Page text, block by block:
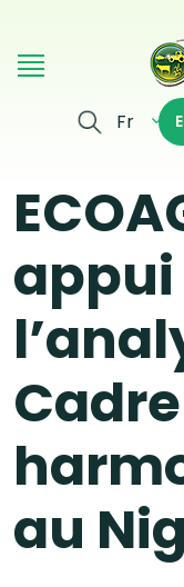
Fr
appui
Cadre
au